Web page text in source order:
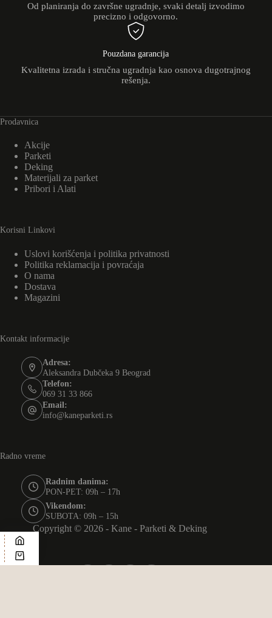
Od planiranja do završne ugradnje, svaki detalj izvodimo
precizno i odgovorno.
Pouzdana garancija
Kvalitetna izrada i stručna ugradnja kao osnova dugotrajnog
rešenja.
Prodavnica
Akcije
Parketi
Deking
Materijali za parket
Pribori i Alati
Korisni Linkovi
Uslovi korišćenja i politika privatnosti
Politika reklamacija i povraćaja
O nama
Dostava
Magazini
Kontakt informacije
Adresa:
Aleksandra Dubčeka 9 Beograd
Telefon:
069 31 33 866
Email:
info@kaneparketi.rs
Radno vreme
Radnim danima:
PON-PET: 09h – 17h
Vikendom:
SUBOTA: 09h – 15h
Copyright © 2026 - Kane - Parketi & Deking